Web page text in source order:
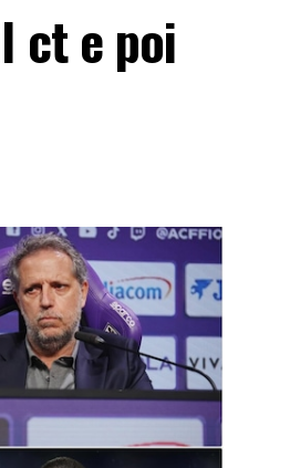
ct e poi